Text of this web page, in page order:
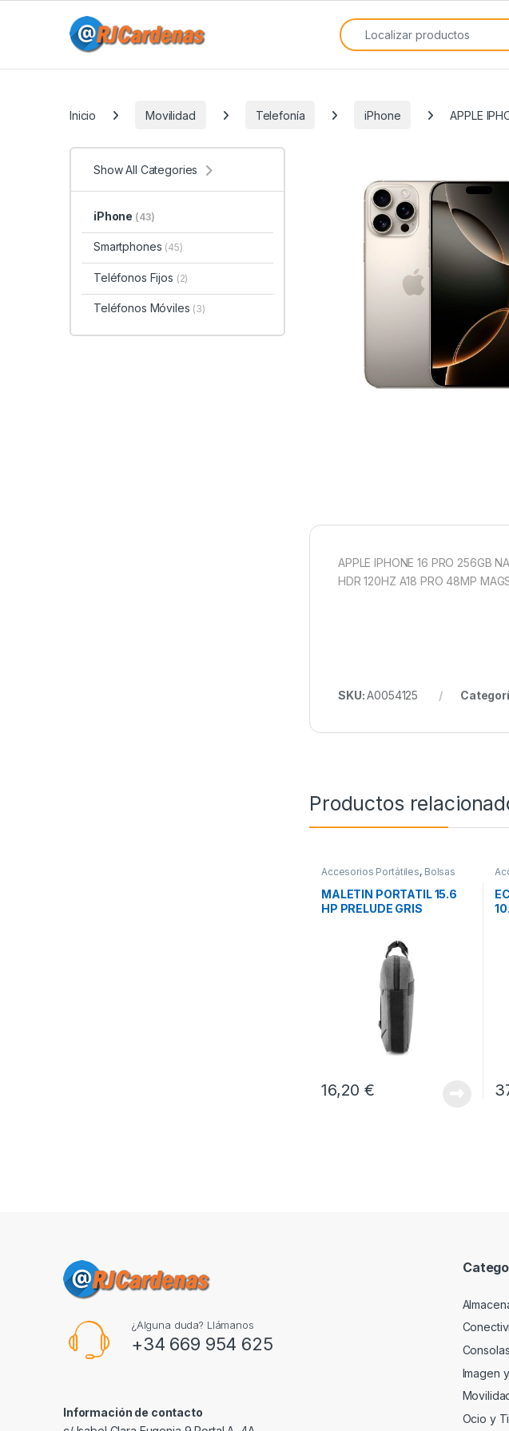
Search for:
Inicio Movilidad Telefonía iPhone APPLE
APPLE IPHONE 16 PRO 256GB
HDR 120HZ A18 PRO 48MP
SKU:A0054125
Productos
Accesorios Portátiles, Bolsas
Transporte Portátiles
MALETIN PORTATIL 15.6
HP PRELUDE GRIS
16,20€
Show All Categories
iPhone (43)
Smartphones (45)
Teléfonos Fijos (2)
Teléfonos Móviles (3)
¿Alguna duda? Llámanos
+34 669 954 625
Información de contacto
Consolas
Imagen
Ocio y